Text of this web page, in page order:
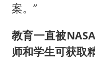
案。”
教育一直被
师和学生可获取